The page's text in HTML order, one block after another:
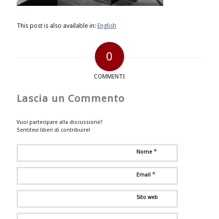
This post is also available in: English
0
COMMENTI
Lascia un Commento
Vuoi partecipare alla discussione?
Sentitevi liberi di contribuire!
Nome *
Email *
Sito web